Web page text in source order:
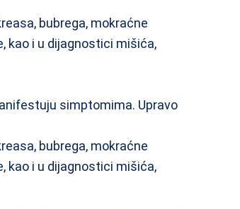
bubrega, mokraćne
kao i u dijagnostici mišića,
simptomima. Upravo
bubrega, mokraćne
kao i u dijagnostici mišića,